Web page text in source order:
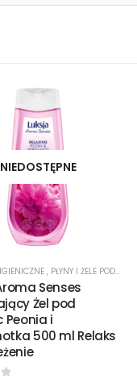
NIEDOSTĘPNE
, PŁYNY I ŻELE POD PRYSZNIC
Senses
Żel pod
Peonia i
500 ml Relaks